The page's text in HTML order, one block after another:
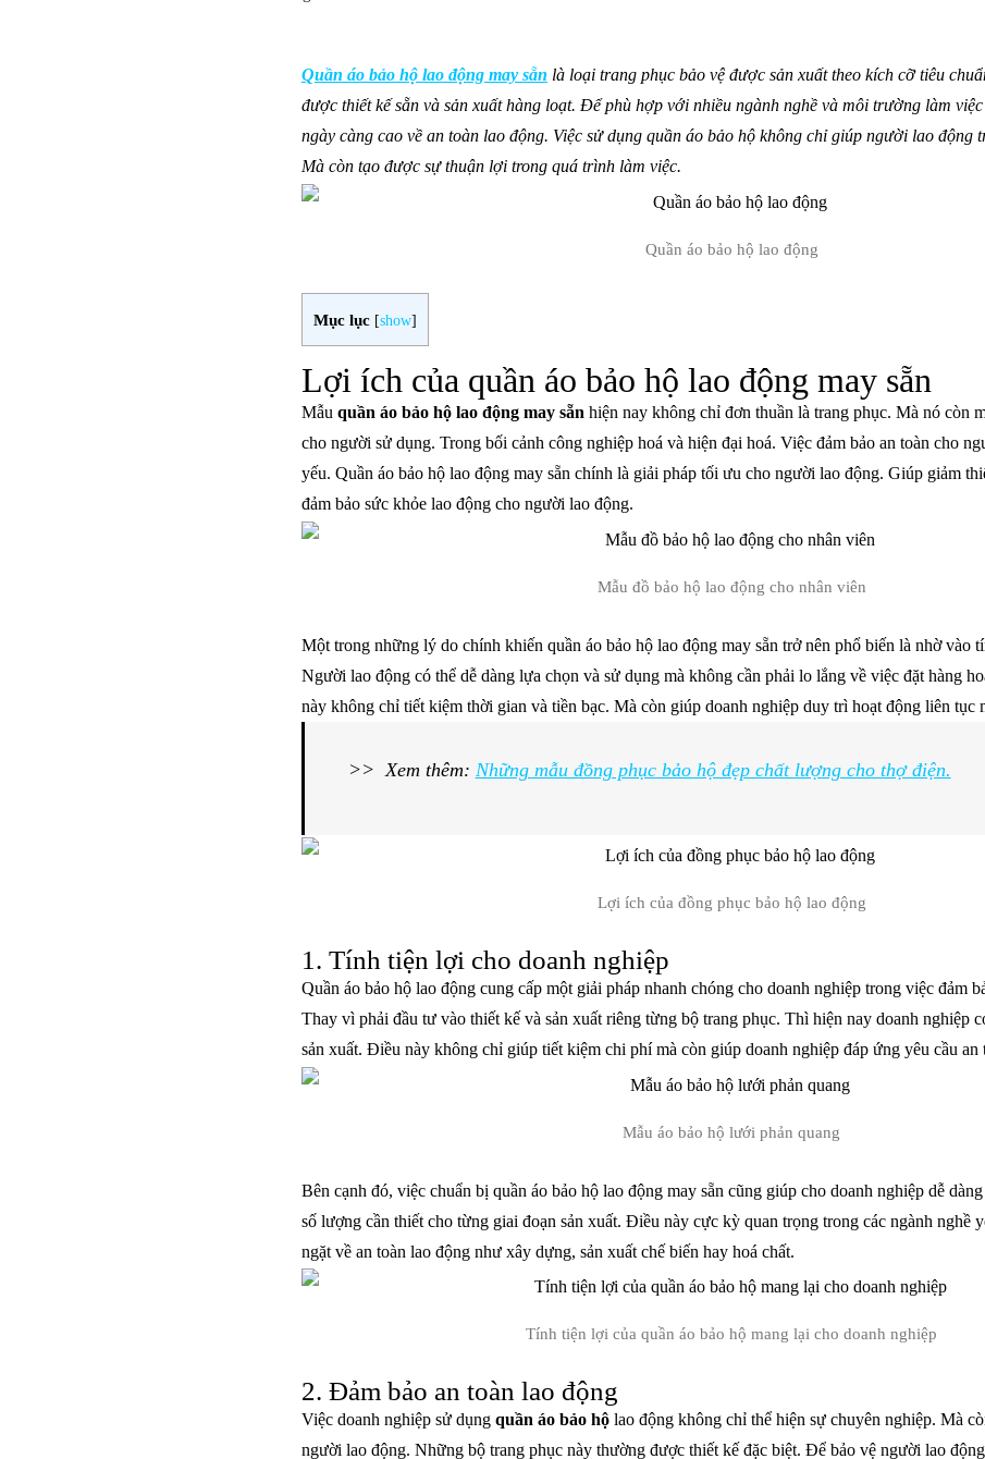
Quần áo bảo hộ lao động may sẵn là loại trang phục bảo vệ được sản xuất theo kích cỡ tiêu
được thiết kế sẵn và sản xuất hàng loạt. Để phù hợp với nhiều ngành nghề và môi trường làm
ngày càng cao về an toàn lao động. Việc sử dụng quần áo bảo hộ không chỉ giúp người lao động
Mà còn tạo được sự thuận lợi trong quá trình làm việc.
Quần áo bảo hộ lao động
Mục lục [show]
Lợi ích của quần áo bảo hộ lao động may sẵn
Mẫu quần áo bảo hộ lao động may sẵn hiện nay không chỉ đơn thuần là trang phục. Mà nó còn
cho người sử dụng. Trong bối cảnh công nghiệp hoá và hiện đại hoá. Việc đảm bảo an toàn cho
yếu. Quần áo bảo hộ lao động may sẵn chính là giải pháp tối ưu cho người lao động. Giúp giảm
đảm bảo sức khỏe lao động cho người lao động.
Mẫu đồ bảo hộ lao động cho nhân viên
Một trong những lý do chính khiến quần áo bảo hộ lao động may sẵn trở nên phổ biến là nhờ vào
Người lao động có thể dễ dàng lựa chọn và sử dụng mà không cần phải lo lắng về việc đặt hàng
này không chỉ tiết kiệm thời gian và tiền bạc. Mà còn giúp doanh nghiệp duy trì hoạt động liên tục
>> Xem thêm: Những mẫu đồng phục bảo hộ đẹp chất lượng cho thợ điện.
Lợi ích của đồng phục bảo hộ lao động
1. Tính tiện lợi cho doanh nghiệp
Quần áo bảo hộ lao động cung cấp một giải pháp nhanh chóng cho doanh nghiệp trong việc đảm
Thay vì phải đầu tư vào thiết kế và sản xuất riêng từng bộ trang phục. Thì hiện nay doanh nghiệp
sản xuất. Điều này không chỉ giúp tiết kiệm chi phí mà còn giúp doanh nghiệp đáp ứng yêu cầu an
Mẫu áo bảo hộ lưới phản quang
Bên cạnh đó, việc chuẩn bị quần áo bảo hộ lao động may sẵn cũng giúp cho doanh nghiệp dễ
số lượng cần thiết cho từng giai đoạn sản xuất. Điều này cực kỳ quan trọng trong các ngành nghề
ngặt về an toàn lao động như xây dựng, sản xuất chế biến hay hoá chất.
Tính tiện lợi của quần áo bảo hộ mang lại cho doanh nghiệp
2. Đảm bảo an toàn lao động
Việc doanh nghiệp sử dụng quần áo bảo hộ lao động không chỉ thể hiện sự chuyên nghiệp. Mà
người lao động. Những bộ trang phục này thường được thiết kế đặc biệt. Để bảo vệ người lao